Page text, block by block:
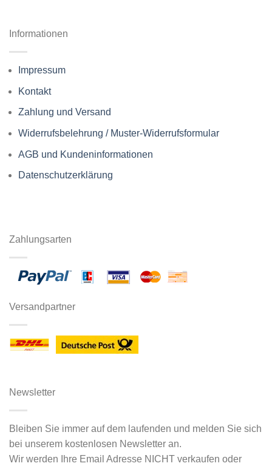
Informationen
Impressum
Kontakt
Zahlung und Versand
Widerrufsbelehrung / Muster-Widerrufsformular
AGB und Kundeninformationen
Datenschutzerklärung
Zahlungsarten
Versandpartner
Newsletter
Bleiben Sie immer auf dem laufenden und melden Sie sich
bei unserem kostenlosen Newsletter an.
Wir werden Ihre Email Adresse NICHT verkaufen oder